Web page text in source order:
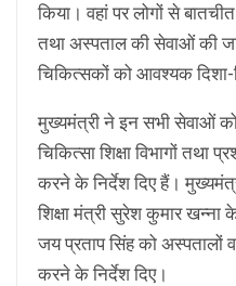
किया। वहां पर लोगों से
तथा अस्पताल की सेवाओं की
चिकित्सकों को आवश्यक दिशा-
मुख्यमंत्री ने इन सभी सेवाओं
चिकित्सा शिक्षा विभागों तथा
करने के निर्देश दिए हैं।
शिक्षा मंत्री सुरेश कुमार खन्ना
जय प्रताप सिंह को अस्पतालों
करने के निर्देश दिए।